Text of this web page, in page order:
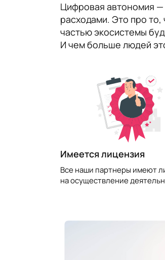
Цифровая автономия —
расходами. Это про
частью экосистемы
И чем больше людей
​Имеется лицензия
Все наши партнеры имеют
на осуществление